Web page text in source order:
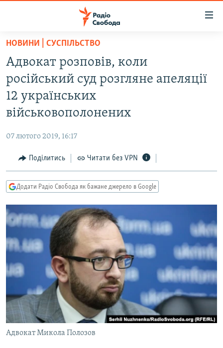
Перейти
основного
матеріалу
Перейти
до
основної
Перейти
пошуку
ВСЕ ЗА ДОБУ
СТАТТІ
ПОЛІТИКА
КУЛЬТУРА
СПОРТ
СВІТ
ВІЙНА
ДОНБАС.РЕАЛІЇ
КРИМ.РЕАЛІЇ
ТИ ЯК?
КИТАЙ.ВИКЛИКИ
МУЛЬТИМЕДІА
ФОТО
СПЕЦПРОЄКТИ
ПОДКАСТИ
КРИМ РЕАЛІЇ
РУС
НОВИНИ | СУСПІЛЬСТВО
Адвокат розповів, коли
російський суд розгляне апеляції
12 українських
військовополонених
07 лютого 2019, 16:17
Поділитись Читати без VPN
Додати Радіо Свобода як бажане джерело в Google
Адвокат Микола Полозов